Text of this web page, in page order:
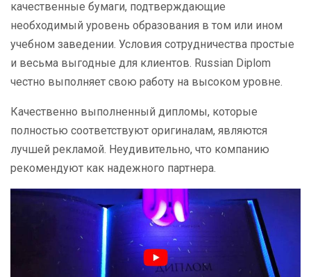
качественные бумаги, подтверждающие
необходимый уровень образования в том или ином
учебном заведении. Условия сотрудничества простые
и весьма выгодные для клиентов. Russian Diplom
честно выполняет свою работу на высоком уровне.
Качественно выполненный дипломы, которые
полностью соответствуют оригиналам, являются
лучшей рекламой. Неудивительно, что компанию
рекомендуют как надежного партнера.